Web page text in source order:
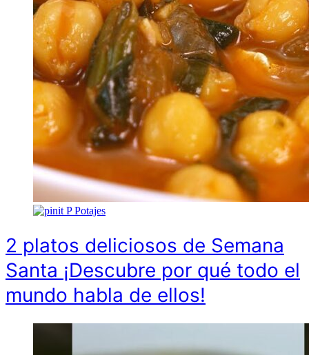
P Potajes
2 platos deliciosos de Semana
Santa ¡Descubre por qué todo el
mundo habla de ellos!